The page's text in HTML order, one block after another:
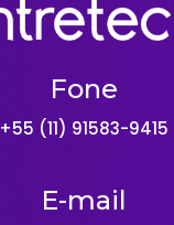
Fone
+55 (11) 91583-9415
E-mail